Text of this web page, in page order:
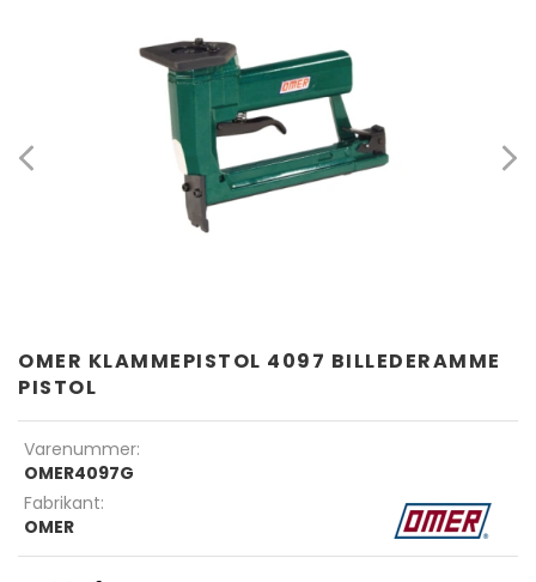
OMER KLAMMEPISTOL 4097 BILLEDERAMME
PISTOL
Varenummer:
OMER4097G
Fabrikant:
OMER